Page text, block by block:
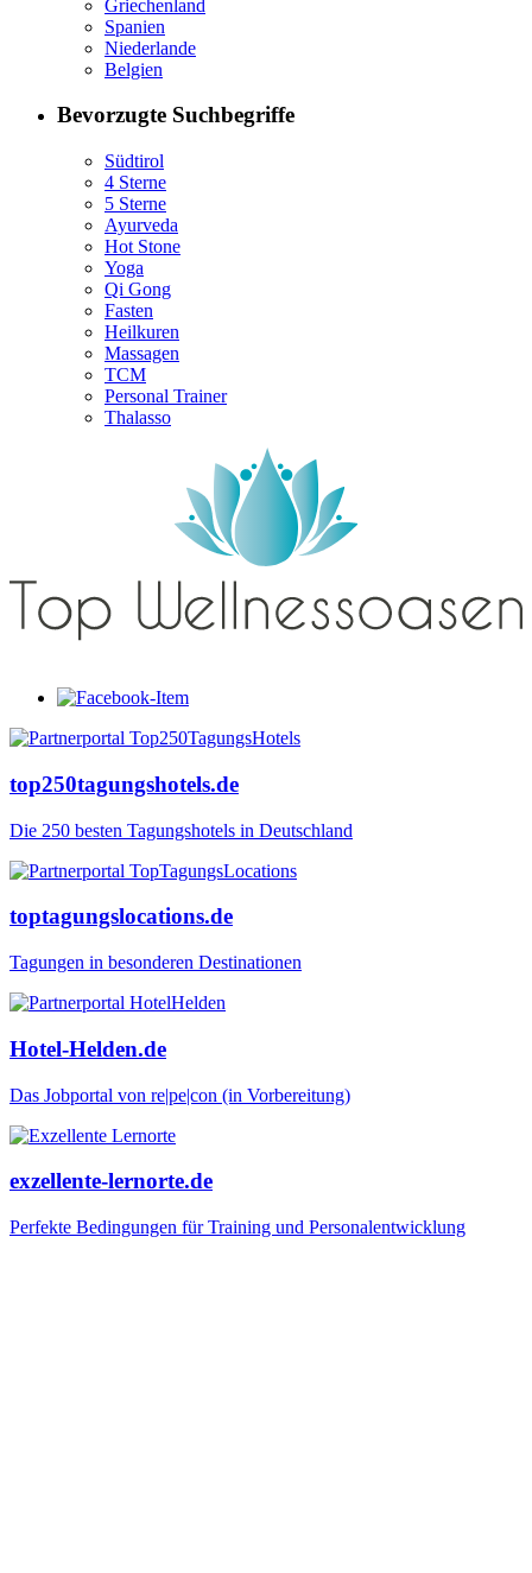
Griechenland
Spanien
Niederlande
Belgien
Bevorzugte Suchbegriffe
Südtirol
4 Sterne
5 Sterne
Ayurveda
Hot Stone
Yoga
Qi Gong
Fasten
Heilkuren
Massagen
TCM
Personal Trainer
Thalasso
top250tagungshotels.de
Die 250 besten Tagungshotels in Deutschland
toptagungslocations.de
Tagungen in besonderen Destinationen
Hotel-Helden.de
Das Jobportal von re|pe|con (in Vorbereitung)
exzellente-lernorte.de
Perfekte Bedingungen für Training und Personalentwicklung